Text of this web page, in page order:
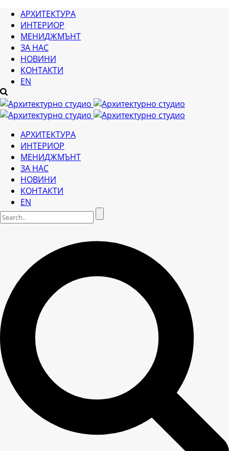
АРХИТЕКТУРА
ИНТЕРИОР
МЕНИДЖМЪНТ
ЗА НАС
НОВИНИ
КОНТАКТИ
EN
АРХИТЕКТУРА
ИНТЕРИОР
МЕНИДЖМЪНТ
ЗА НАС
НОВИНИ
КОНТАКТИ
EN